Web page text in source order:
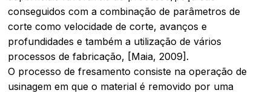
conseguidos com a combinação de parâmetros de
corte como velocidade de corte, avanços e
profundidades e também a utilização de vários
processos de fabricação, [Maia, 2009].
O processo de fresamento consiste na operação de
usinagem em que o material é removido por uma